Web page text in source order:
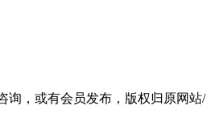
询，或有会员发布，版权归原网站/